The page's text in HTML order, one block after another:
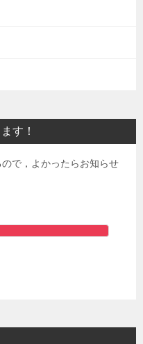
す！
で，よかったらお知らせ